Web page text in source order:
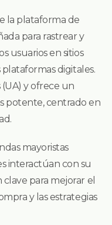
la plataforma de
para rastrear y
usuarios en sitios
digitales.
y ofrece un
potente, centrado en
mayoristas
interactúan con su
para mejorar el
y las estrategias